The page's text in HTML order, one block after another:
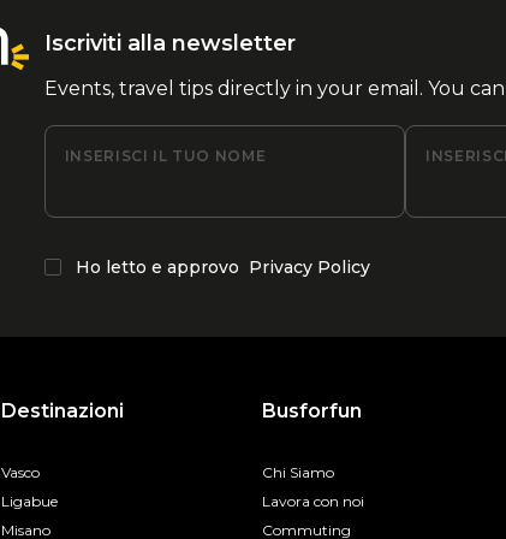
Iscriviti alla newsletter
Events, travel tips directly in your email. You
INSERISCI IL TUO NOME
Ho letto e approvo Privacy Policy
Destinazioni
Vasco
Ligabue
Misano
Busforfun
Chi Siamo
Lavora con noi
Commuting